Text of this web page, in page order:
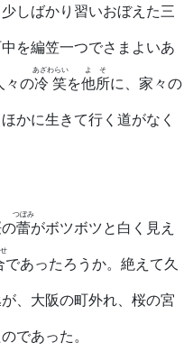
しばかり習いおぼえた三
を編笠一つでさまよいあ
々の冷笑
あざわらい
を他所
よそ
に、家々の
かに生きて行く道がなく
蕾
つぼみ
がボツボツと白く見え
であったろうか。絶えて久
、大阪の町外れ、桜の宮
であった。